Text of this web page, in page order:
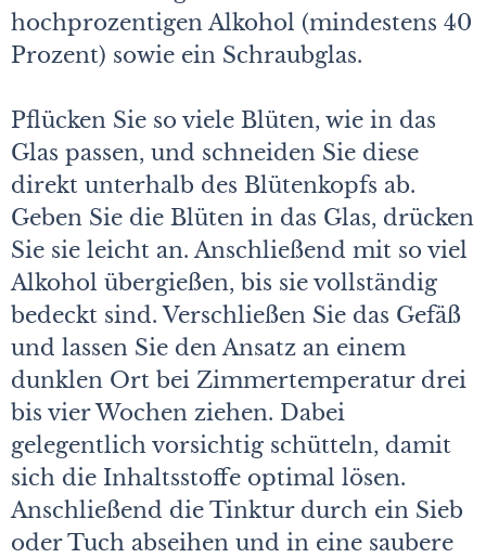
hochprozentigen Alkohol (mindestens 40
Prozent) sowie ein Schraubglas.
Pflücken Sie so viele Blüten, wie in das
Glas passen, und schneiden Sie diese
direkt unterhalb des Blütenkopfs ab.
Geben Sie die Blüten in das Glas, drücken
Sie sie leicht an. Anschließend mit so viel
Alkohol übergießen, bis sie vollständig
bedeckt sind. Verschließen Sie das Gefäß
und lassen Sie den Ansatz an einem
dunklen Ort bei Zimmertemperatur drei
bis vier Wochen ziehen. Dabei
gelegentlich vorsichtig schütteln, damit
sich die Inhaltsstoffe optimal lösen.
Anschließend die Tinktur durch ein Sieb
oder Tuch abseihen und in eine saubere